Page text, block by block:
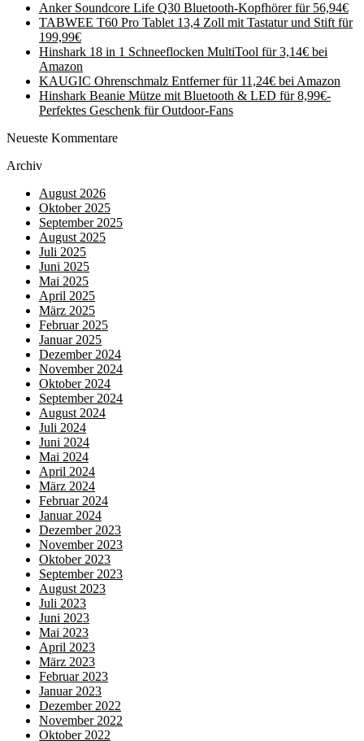
Anker Soundcore Life Q30 Bluetooth-Kopfhörer für 56,94€
TABWEE T60 Pro Tablet 13,4 Zoll mit Tastatur und Stift für
199,99€
Hinshark 18 in 1 Schneeflocken MultiTool für 3,14€ bei
Amazon
KAUGIC Ohrenschmalz Entferner für 11,24€ bei Amazon
Hinshark Beanie Mütze mit Bluetooth & LED für 8,99€-
Perfektes Geschenk für Outdoor-Fans
Neueste Kommentare
Archiv
August 2026
Oktober 2025
September 2025
August 2025
Juli 2025
Juni 2025
Mai 2025
April 2025
März 2025
Februar 2025
Januar 2025
Dezember 2024
November 2024
Oktober 2024
September 2024
August 2024
Juli 2024
Juni 2024
Mai 2024
April 2024
März 2024
Februar 2024
Januar 2024
Dezember 2023
November 2023
Oktober 2023
September 2023
August 2023
Juli 2023
Juni 2023
Mai 2023
April 2023
März 2023
Februar 2023
Januar 2023
Dezember 2022
November 2022
Oktober 2022